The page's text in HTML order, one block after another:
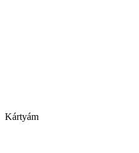
Kártyám